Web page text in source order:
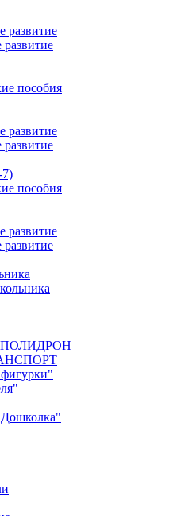
развитие
развитие
пособия
развитие
развитие
7)
пособия
развитие
развитие
ПОЛИДРОН